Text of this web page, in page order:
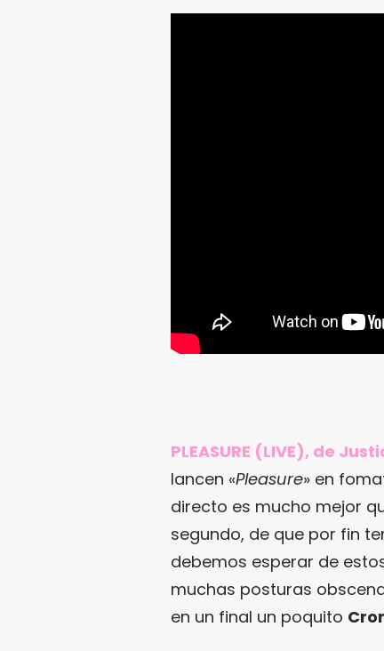
PLEASURE (LIVE), de
lancen «Pleasure» en
directo es mucho mejor
segundo, de que por fin
debemos esperar de
muchas posturas
en un final un poquito